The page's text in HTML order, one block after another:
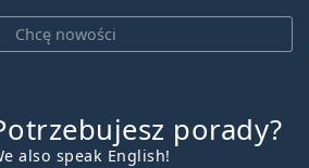
Chcę nowości
porady?
also speak English!